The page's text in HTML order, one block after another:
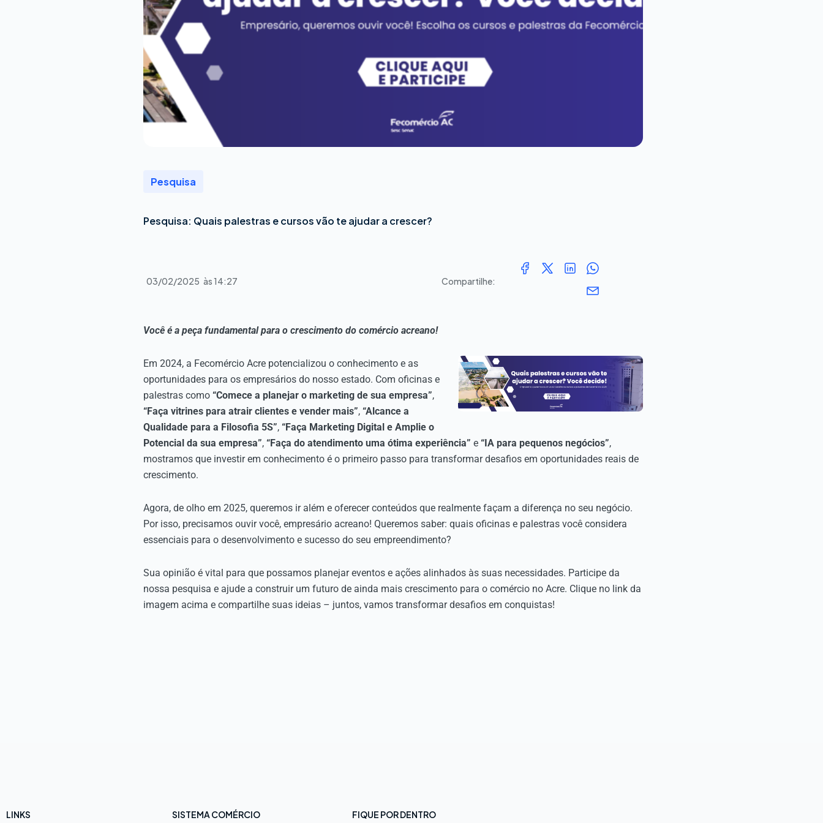
Pesquisa
Pesquisa: Quais palestras e cursos vão te ajudar a crescer?
03/02/2025 às14:27 Compartilhe:
Você é a peça fundamental para o crescimento do comércio acreano!
Em 2024, a Fecomércio Acre potencializou o conhecimento e as
oportunidades para os empresários do nosso estado. Com oficinas e
palestras como “Comece a planejar o marketing de sua empresa”,
“Faça vitrines para atrair clientes e vender mais”, “Alcance a
Qualidade para a Filosofia 5S”, “Faça Marketing Digital e Amplie o
Potencial da sua empresa”, “Faça do atendimento uma ótima experiência” e “IA para pequenos negócios”,
mostramos que investir em conhecimento é o primeiro passo para transformar desafios em oportunidades reais de
crescimento.
Agora, de olho em 2025, queremos ir além e oferecer conteúdos que realmente façam a diferença no seu negócio.
Por isso, precisamos ouvir você, empresário acreano! Queremos saber: quais oficinas e palestras você considera
essenciais para o desenvolvimento e sucesso do seu empreendimento?
Sua opinião é vital para que possamos planejar eventos e ações alinhados às suas necessidades. Participe da
nossa pesquisa e ajude a construir um futuro de ainda mais crescimento para o comércio no Acre. Clique no link da
imagem acima e compartilhe suas ideias – juntos, vamos transformar desafios em conquistas!
LINKS SISTEMA COMÉRCIO FIQUE POR DENTRO